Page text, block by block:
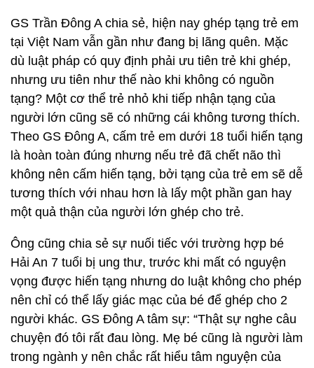
GS Trần Đông A chia sẻ, hiện nay ghép tạng trẻ em
tại Việt Nam vẫn gần như đang bị lãng quên. Mặc
dù luật pháp có quy định phải ưu tiên trẻ khi ghép,
nhưng ưu tiên như thế nào khi không có nguồn
tạng? Một cơ thể trẻ nhỏ khi tiếp nhận tạng của
người lớn cũng sẽ có những cái không tương thích.
Theo GS Đông A, cấm trẻ em dưới 18 tuổi hiến tạng
là hoàn toàn đúng nhưng nếu trẻ đã chết não thì
không nên cấm hiến tạng, bởi tạng của trẻ em sẽ dễ
tương thích với nhau hơn là lấy một phần gan hay
một quả thận của người lớn ghép cho trẻ.
Ông cũng chia sẻ sự nuối tiếc với trường hợp bé
Hải An 7 tuổi bị ung thư, trước khi mất có nguyện
vọng được hiến tạng nhưng do luật không cho phép
nên chỉ có thể lấy giác mạc của bé để ghép cho 2
người khác. GS Đông A tâm sự: “Thật sự nghe câu
chuyện đó tôi rất đau lòng. Mẹ bé cũng là người làm
trong ngành y nên chắc rất hiểu tâm nguyện của